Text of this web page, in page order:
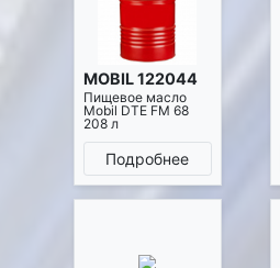
MOBIL 122044
Пищевое масло
Mobil DTE FM 68
208 л
Подробнее